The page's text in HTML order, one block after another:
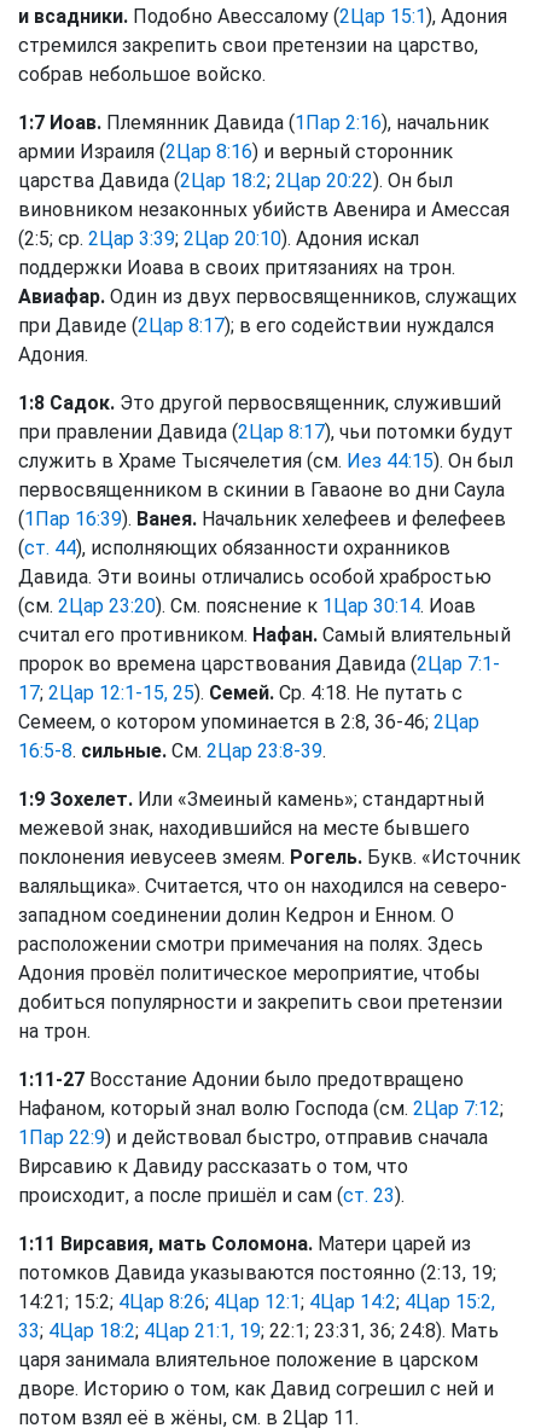
и всадники. Подобно Авессалому (2Цар 15:1), Адония
стремился закрепить свои претензии на царство,
собрав небольшое войско.
1:7 Иоав. Племянник Давида (1Пар 2:16), начальник
армии Израиля (2Цар 8:16) и верный сторонник
царства Давида (2Цар 18:2; 2Цар 20:22). Он был
виновником незаконных убийств Авенира и Амессая
(2:5; ср. 2Цар 3:39; 2Цар 20:10). Адония искал
поддержки Иоава в своих притязаниях на трон.
Авиафар. Один из двух первосвященников, служащих
при Давиде (2Цар 8:17); в его содействии нуждался
Адония.
1:8 Садок. Это другой первосвященник, служивший
при правлении Давида (2Цар 8:17), чьи потомки будут
служить в Храме Тысячелетия (см. Иез 44:15). Он был
первосвященником в скинии в Гаваоне во дни Саула
(1Пар 16:39). Ванея. Начальник хелефеев и фелефеев
(ст. 44), исполняющих обязанности охранников
Давида. Эти воины отличались особой храбростью
(см. 2Цар 23:20). См. пояснение к 1Цар 30:14. Иоав
считал его противником. Нафан. Самый влиятельный
пророк во времена царствования Давида (2Цар 7:1-
17; 2Цар 12:1-15, 25). Семей. Ср. 4:18. Не путать с
Семеем, о котором упоминается в 2:8, 36-46; 2Цар
16:5-8. сильные. См. 2Цар 23:8-39.
1:9 Зохелет. Или «Змеиный камень»; стандартный
межевой знак, находившийся на месте бывшего
поклонения иевусеев змеям. Рогель. Букв. «Источник
валяльщика». Считается, что он находился на северо-
западном соединении долин Кедрон и Енном. О
расположении смотри примечания на полях. Здесь
Адония провёл политическое мероприятие, чтобы
добиться популярности и закрепить свои претензии
на трон.
1:11-27 Восстание Адонии было предотвращено
Нафаном, который знал волю Господа (см. 2Цар 7:12;
1Пар 22:9) и действовал быстро, отправив сначала
Вирсавию к Давиду рассказать о том, что
происходит, а после пришёл и сам (ст. 23).
1:11 Вирсавия, мать Соломона. Матери царей из
потомков Давида указываются постоянно (2:13, 19;
14:21; 15:2; 4Цар 8:26; 4Цар 12:1; 4Цар 14:2; 4Цар 15:2,
33; 4Цар 18:2; 4Цар 21:1, 19; 22:1; 23:31, 36; 24:8). Мать
царя занимала влиятельное положение в царском
дворе. Историю о том, как Давид согрешил с ней и
потом взял её в жёны, см. в 2Цар 11.